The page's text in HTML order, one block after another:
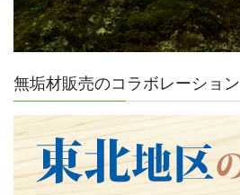
無垢材販売のコラボレーション